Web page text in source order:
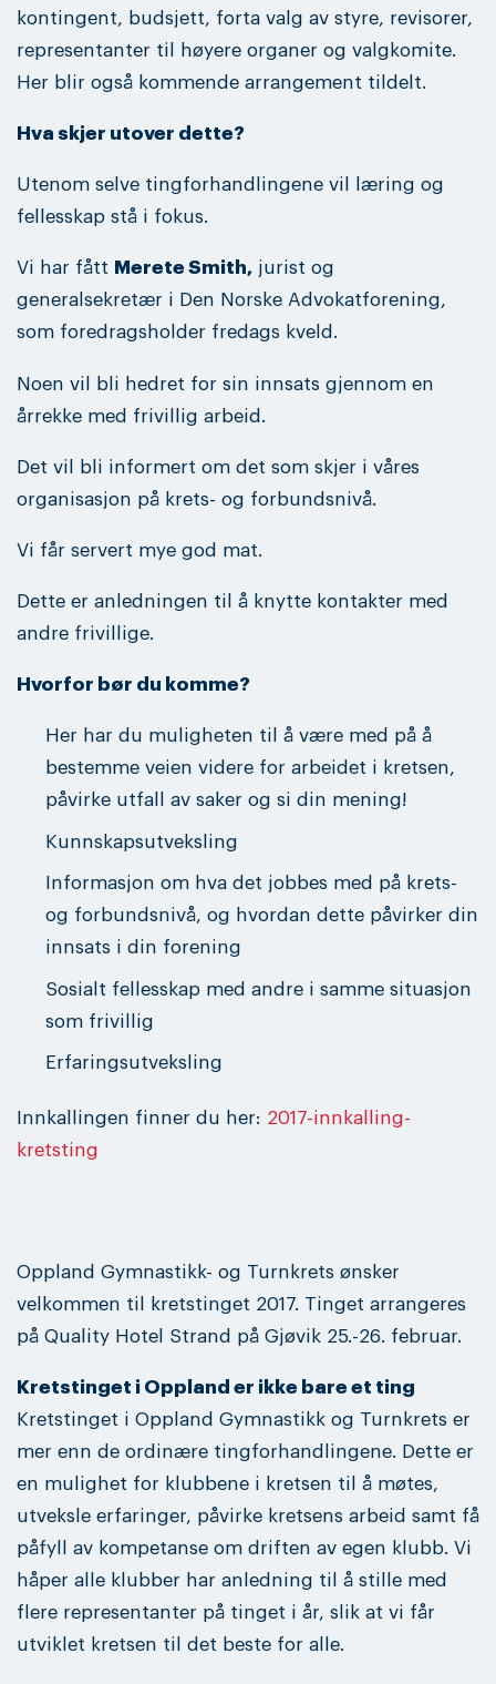
kontingent, budsjett, forta valg av styre, revisorer,
representanter til høyere organer og valgkomite.
Her blir også kommende arrangement tildelt.
Hva skjer utover dette?
Utenom selve tingforhandlingene vil læring og
fellesskap stå i fokus.
Vi har fått Merete Smith, jurist og
generalsekretær i Den Norske Advokatforening,
som foredragsholder fredags kveld.
Noen vil bli hedret for sin innsats gjennom en
årrekke med frivillig arbeid.
Det vil bli informert om det som skjer i våres
organisasjon på krets- og forbundsnivå.
Vi får servert mye god mat.
Dette er anledningen til å knytte kontakter med
andre frivillige.
Hvorfor bør du komme?
Her har du muligheten til å være med på å
bestemme veien videre for arbeidet i kretsen,
påvirke utfall av saker og si din mening!
Kunnskapsutveksling
Informasjon om hva det jobbes med på krets-
og forbundsnivå, og hvordan dette påvirker din
innsats i din forening
Sosialt fellesskap med andre i samme situasjon
som frivillig
Erfaringsutveksling
Innkallingen finner du her: 2017-innkalling-
kretsting
Oppland Gymnastikk- og Turnkrets ønsker
velkommen til kretstinget 2017. Tinget arrangeres
på Quality Hotel Strand på Gjøvik 25.-26. februar.
Kretstinget i Oppland er ikke bare et ting
Kretstinget i Oppland Gymnastikk og Turnkrets er
mer enn de ordinære tingforhandlingene. Dette er
en mulighet for klubbene i kretsen til å møtes,
utveksle erfaringer, påvirke kretsens arbeid samt få
påfyll av kompetanse om driften av egen klubb. Vi
håper alle klubber har anledning til å stille med
flere representanter på tinget i år, slik at vi får
utviklet kretsen til det beste for alle.